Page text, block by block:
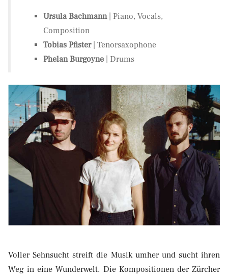
Ursula Bachmann| Piano, Vocals,
Composition
Tobias Pfister | Tenorsaxophone
Phelan Burgoyne | Drums
Voller Sehnsucht streift die Musik umher und sucht ihren
Weg in eine Wunderwelt. Die Kompositionen der Zürcher